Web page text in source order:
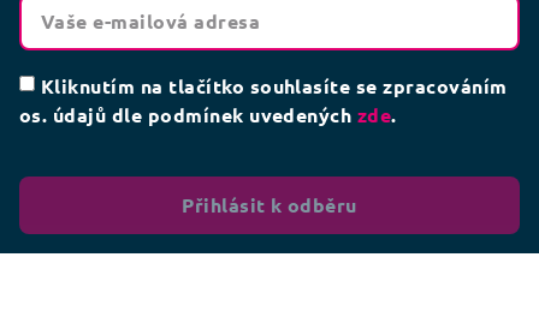
Kliknutím na tlačítko souhlasíte se zpracováním
os. údajů dle podmínek uvedených zde.
Přihlásit k odběru